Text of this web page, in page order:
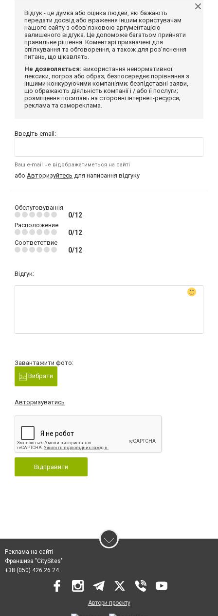
Відгук - це думка або оцінка людей, які бажають
передати досвід або враження іншим користувачам
нашого сайту з обов'язковою аргументацією
залишеного відгука. Це допоможе багатьом прийняти
правильне рішення. Коментарі призначені для
спілкування та обговорення, а також для роз'яснення
питань, що цікавлять.
Не дозволяється: використання ненормативної
лексики, погроз або образ; безпосереднє порівняння з
іншими конкуруючими компаніями; безпідставні заяви,
що ображають діяльність компанії і / або її послуги;
розміщення посилань на сторонні інтернет-ресурси;
реклама та самореклама.
Введіть email:
Ваш e-mail не відображатиметься на сайті
або Авторизуйтесь для написання відгуку
Обслуговування
0/12
Расположение
0/12
Соответствие
0/12
Відгук:
Завантажити фото:
Вибрати
Авторизуватись
Відправити
Реклама на сайті
Франшиза "CitySites"
+38 (050) 426 26 24
Автори проєкту